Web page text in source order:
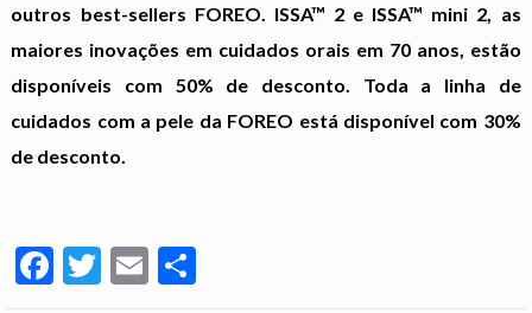
outros best-sellers FOREO. ISSA™ 2 e ISSA™ mini 2, as
maiores inovações em cuidados orais em 70 anos, estão
disponíveis com 50% de desconto. Toda a linha de
cuidados com a pele da FOREO está disponível com 30%
de desconto.
Facebook
Twitter
Email